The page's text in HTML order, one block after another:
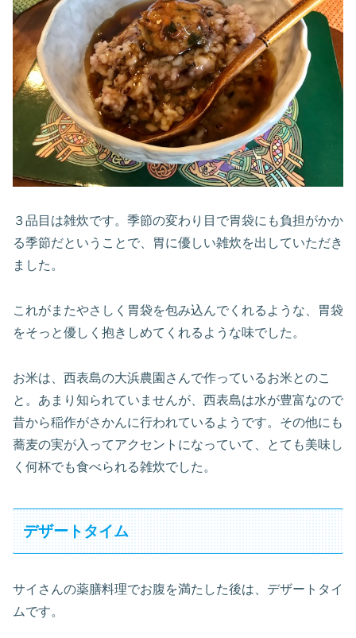
３品目は雑炊です。季節の変わり目で胃袋にも負担がかか
る季節だということで、胃に優しい雑炊を出していただき
ました。
これがまたやさしく胃袋を包み込んでくれるような、胃袋
をそっと優しく抱きしめてくれるような味でした。
お米は、西表島の大浜農園さんで作っているお米とのこ
と。あまり知られていませんが、西表島は水が豊富なので
昔から稲作がさかんに行われているようです。その他にも
蕎麦の実が入ってアクセントになっていて、とても美味し
く何杯でも食べられる雑炊でした。
デザートタイム
サイさんの薬膳料理でお腹を満たした後は、デザートタイ
ムです。